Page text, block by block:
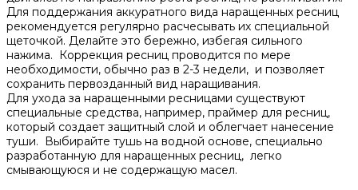
Для поддержания аккуратного вида наращенных ресниц
рекомендуется регулярно расчесывать их специальной
щеточкой.​ Делайте это бережно, избегая сильного
нажима.​ Коррекция ресниц проводится по мере
необходимости, обычно раз в 2-3 недели, и позволяет
сохранить первозданный вид наращивания.​
Для ухода за наращенными ресницами существуют
специальные средства, например, праймер для ресниц,
который создает защитный слой и облегчает нанесение
туши.​ Выбирайте тушь на водной основе, специально
разработанную для наращенных ресниц, легко
смывающуюся и не содержащую масел.​